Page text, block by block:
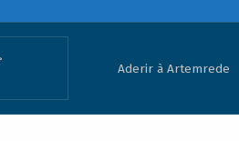
Aderir à Artemrede